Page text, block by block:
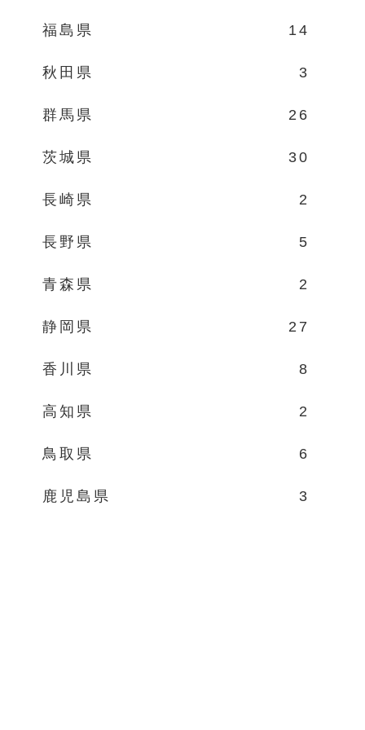
福島県 14
秋田県 3
群馬県 26
茨城県 30
長崎県 2
長野県 5
青森県 2
静岡県 27
香川県 8
高知県 2
鳥取県 6
鹿児島県 3